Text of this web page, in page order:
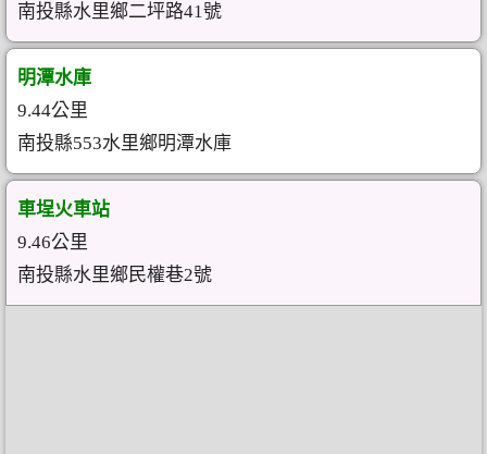
南投縣水里鄉二坪路41號
明潭水庫
9.44公里
南投縣553水里鄉明潭水庫
車埕火車站
9.46公里
南投縣水里鄉民權巷2號